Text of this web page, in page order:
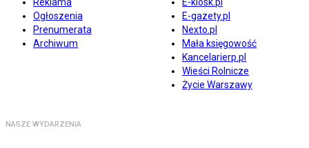
Ogłoszenia
Prenumerata
Archiwum
E-gazety.pl
Nexto.pl
Mała księgowość
Kancelarierp.pl
Wieści Rolnicze
Życie Warszawy
NASZE WYDARZENIA